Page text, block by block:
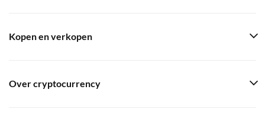
Kopen en verkopen
Over cryptocurrency